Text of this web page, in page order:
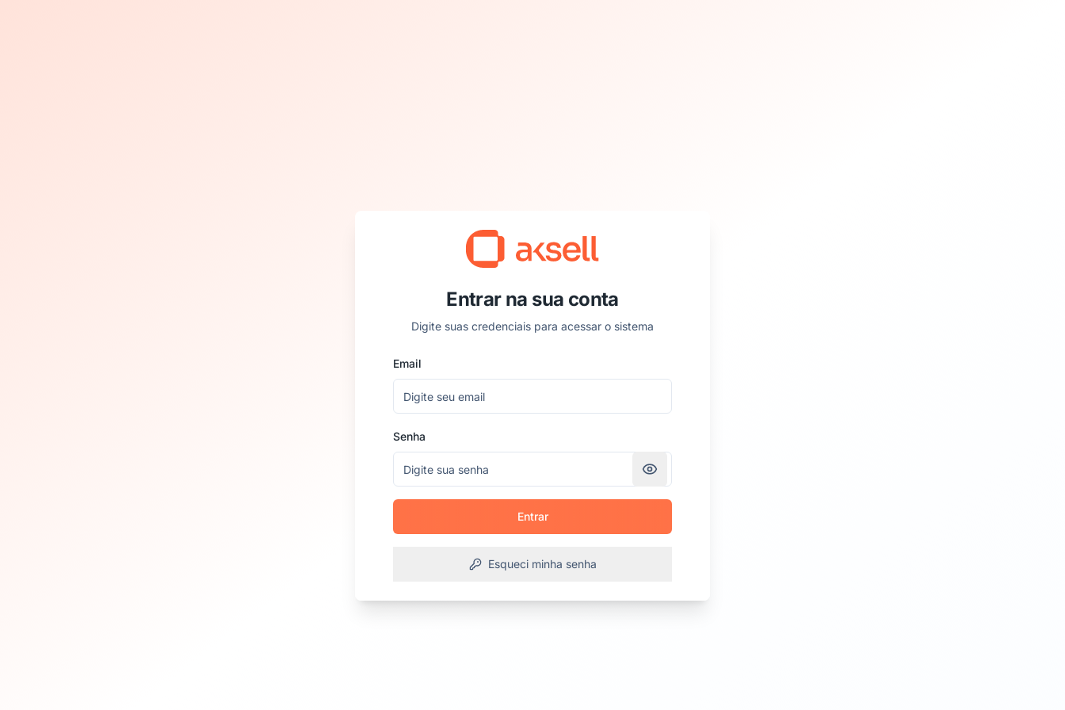
Entrar na sua conta
Digite suas credenciais para acessar o sistema
Email
Senha
Entrar
Esqueci minha senha